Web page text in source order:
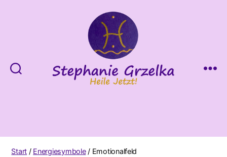
Start / Energiesymbole/ Emotionalfeld